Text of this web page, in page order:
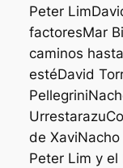
Peter
factoresMar
caminos
estéDavid
de
Peter Lim y